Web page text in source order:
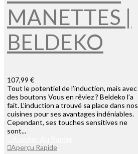
MANETTES |
BELDEKO
107,99 €
Tout le potentiel de l’induction, mais avec
des boutons Vous en rêviez ? Beldeko l’a
fait. L’induction a trouvé sa place dans nos
cuisines pour ses avantages indéniables.
Cependant, ses touches sensitives ne
sont...
Aperçu Rapide